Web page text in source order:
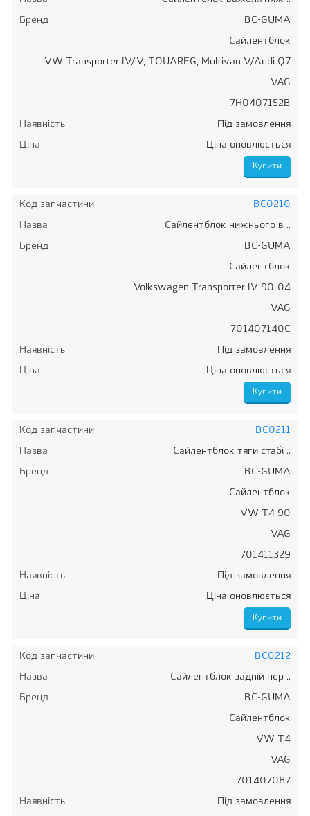
Бренд
BC-GUMA
Сайлентблок
VW Transporter IV/V, TOUAREG, Multivan V/Audi Q7
VAG
7H0407152B
Наявність
Під замовлення
Ціна
Ціна оновлюється
Код запчастини
BC0210
Назва
Сайлентблок нижнього в ..
Бренд
BC-GUMA
Сайлентблок
Volkswagen Transporter IV 90-04
VAG
701407140C
Наявність
Під замовлення
Ціна
Ціна оновлюється
Код запчастини
BC0211
Назва
Сайлентблок тяги стабі ..
Бренд
BC-GUMA
Сайлентблок
VW T4 90
VAG
701411329
Наявність
Під замовлення
Ціна
Ціна оновлюється
Код запчастини
BC0212
Назва
Сайлентблок задній пер ..
Бренд
BC-GUMA
Сайлентблок
VW T4
VAG
701407087
Наявність
Під замовлення